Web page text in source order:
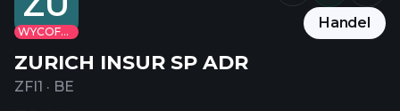
WYCOFANE
Handel
ZURICH INSUR SP ADR
ZFI1 · BE